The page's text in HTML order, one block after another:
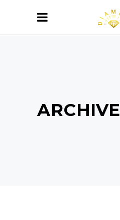
ARCHIVE